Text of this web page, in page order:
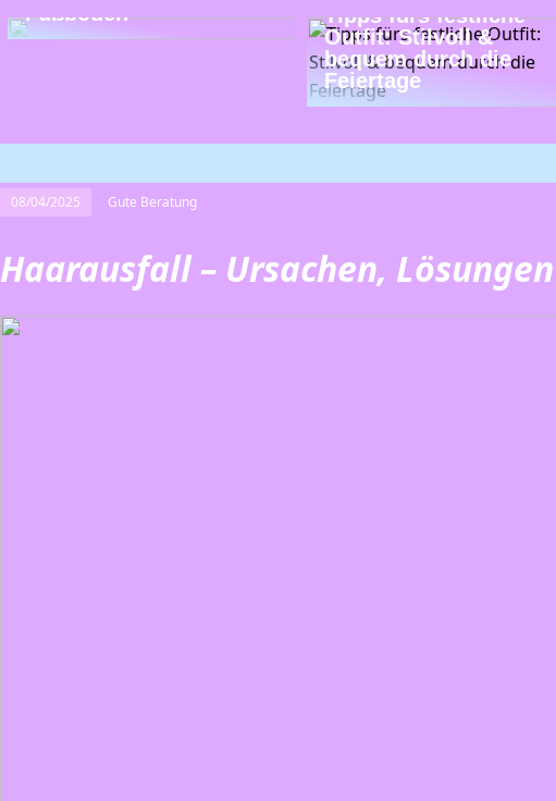
Fußböden
Tipps fürs festliche
Outfit: Stilvoll &
bequem durch die
Feiertage
08/04/2025 Gute Beratung
Haarausfall – Ursachen,